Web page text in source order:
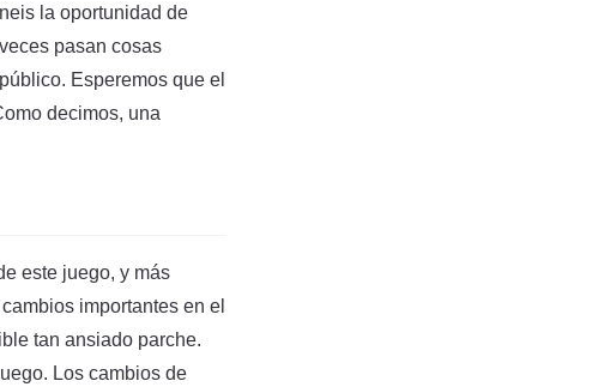
la oportunidad de
pasan cosas
Esperemos que el
decimos, una
este juego, y más
importantes en el
tan ansiado parche.
Los cambios de